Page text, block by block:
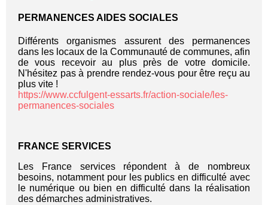
PERMANENCES AIDES SOCIALES
Différents organismes assurent des permanences
dans les locaux de la Communauté de communes, afin
de vous recevoir au plus près de votre domicile.
N'hésitez pas à prendre rendez-vous pour être reçu au
plus vite !
https://www.ccfulgent-essarts.fr/action-sociale/les-
permanences-sociales
FRANCE SERVICES
Les France services répondent à de nombreux
besoins, notamment pour les publics en difficulté avec
le numérique ou bien en difficulté dans la réalisation
des démarches administratives.